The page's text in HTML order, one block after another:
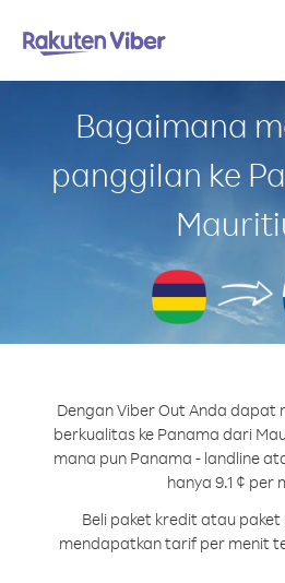
Bagaimana
panggilan ke
Dengan Viber Out Anda dapat
berkualitas ke Panama dari
mana pun Panama - landline
hanya 9.1 ¢ per
Beli paket kredit atau
mendapatkan tarif per menit